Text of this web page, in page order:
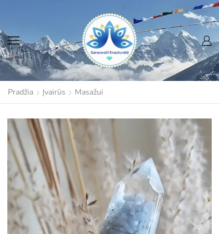
Pradžia Įvairūs Masažui